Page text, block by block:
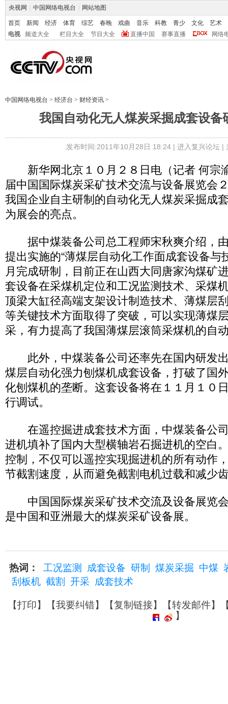
央视网 中国网络电视台 网站地图
首页 新闻 经济 体育 综艺 春晚 戏曲 音乐 科教 青少 文化
艺术
电视
频道大全 栏目大全 节目大全 直播中国 赛事直播 网络
中国网络电视台 > 经济台 > 财经资讯 >
我国自动化无人煤炭采掘成套设备
发布时间:2011年10月28日 18:24 | 进入复兴论坛|
新华网北京１０月２８日电（记者 何宗
届中国国际煤炭采矿技术交流与设备展览会
我国企业自主研制的自动化无人煤炭采掘成
为展会的亮点。
据中煤装备公司总工程师宋秋爽介绍，
提出实施的“薄煤层自动化工作面成套设备与
月完成研制，目前正在山西大同唐家沟煤矿
套设备在采煤机定位和工况监测技术、采煤
顶梁大缸径高端支架设计制造技术、薄煤层
等关键技术方面取得了突破，可以实现薄煤
采，有力提高了我国薄煤层滚筒采煤机的自
此外，中煤装备公司还率先在国内研发
煤层自动化强力刨煤机成套设备，打破了国
化刨煤机的垄断。这套设备将在１１月１０
行调试。
在遥控掘进成套技术方面，中煤装备公
进机填补了国内大型横轴岩石掘进机的空白
控制，不仅可以遥控实现掘进机的所有动作
节截割速度，从而避免截割电机过载和减少
中国国际煤炭采矿技术交流及设备展览
是中国和亚洲最大的煤炭采矿设备展。
热词： 工况监测 成套设备 研制 煤炭采掘 中煤
刮板机 截割 开采 成套技术
【打印】【我要纠错】【复制链接】【转发邮件】
】